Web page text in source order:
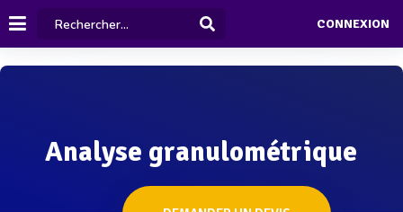
CONNEXION
Analyse granulométrique